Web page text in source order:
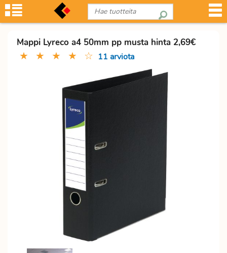
Mappi Lyreco a4 50mm pp musta hinta 2,69€
★ ★ ★ ★ ☆ 11 arviota